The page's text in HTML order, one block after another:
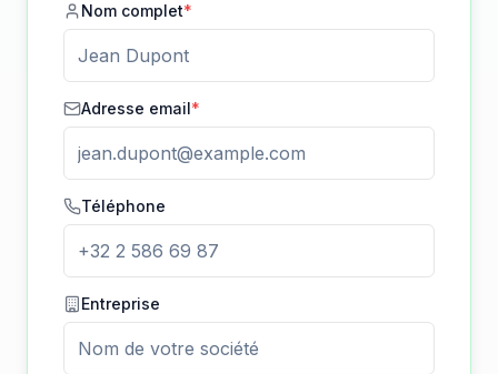
Nom complet*
Adresse email*
Téléphone
Entreprise